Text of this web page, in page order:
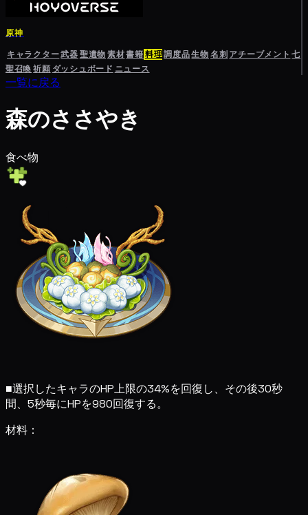
原神
キャラクター武器聖遺物素材書籍料理調度品生物名刺 アチーブメント 七
聖召喚祈願 ダッシュボード ニュース
一覧に戻る
森のささやき
食べ物
■選択したキャラのHP上限の34%を回復し、その後30秒
間、5秒毎にHPを980回復する。
材料：